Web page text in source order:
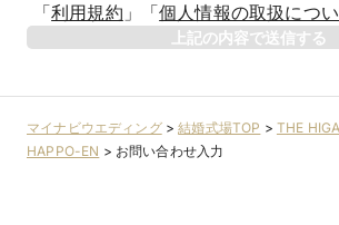
「利用規約 」 「個人情報の取扱につ
上記の内容で送信する
マイナビウエディング>結婚式場TOP > THE
HAPPO-EN > お問い合わせ入力